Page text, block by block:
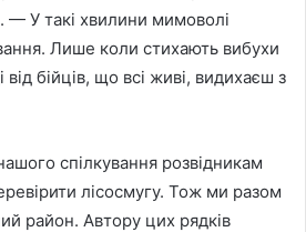
— У такі хвилини мимоволі
Лише коли стихають вибухи
від бійців, що всі живі, видихаєш з
спілкування розвідникам
лісосмугу. Тож ми разом
район. Автору цих рядків